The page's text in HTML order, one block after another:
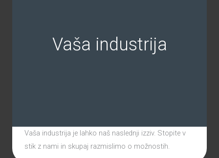
Vaša industrija
Vaša industrija je lahko naš naslednji izziv. Stopite v
stik z nami in skupaj razmislimo o možnostih.